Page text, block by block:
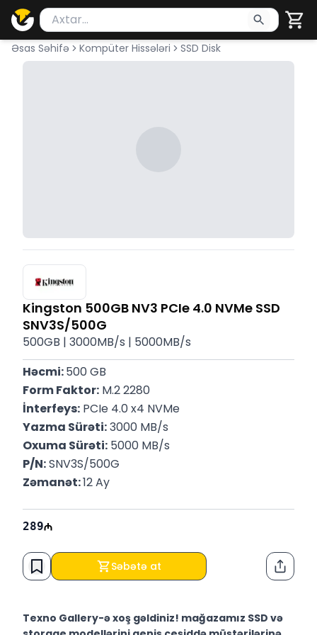
Məhsul axtar
Axtarış üçün ən azı 2 simvol yazın. Göndərmək
Əsas Səhifə Kompüter Hissələri SSD Disk
Kingston 500GB NV3 PCIe 4.0 NVMe SSD
SNV3S/500G
500GB | 3000MB/s | 5000MB/s
Həcmi: 500 GB
Form Faktor: M.2 2280
İnterfeys: PCIe 4.0 x4 NVMe
Yazma Sürəti: 3000 MB/s
Oxuma Sürəti: 5000 MB/s
P/N: SNV3S/500G
Zəmanət: 12 Ay
289
Səbətə at
Texno Gallery-ə xoş gəldiniz! mağazamız SSD və